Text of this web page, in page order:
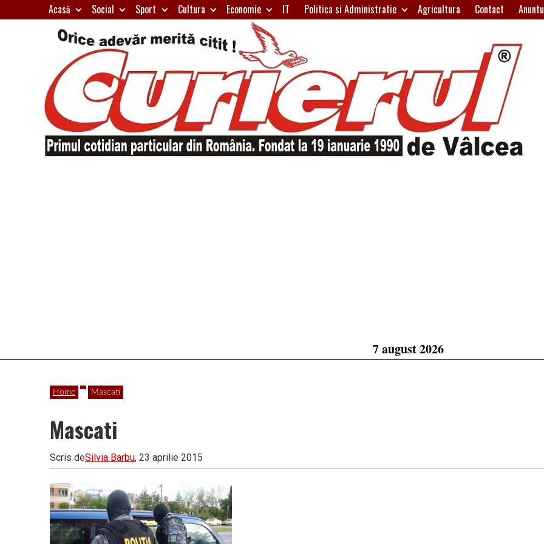
to
Acasă Social Sport Cultura Economie IT Politica si Administratie Agricultura Contact
7 august 2026
Home Mascati
Mascati
Scris deSilvia Barbu, 23 aprilie 2015